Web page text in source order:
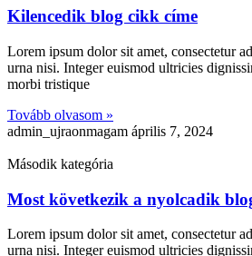
Kilencedik blog cikk címe
Lorem ipsum dolor sit amet, consectetur
urna nisi. Integer euismod ultricies
morbi tristique
Tovább olvasom »
admin_ujraonmagam április 7, 2024
Második kategória
Most következik a nyolcadik
Lorem ipsum dolor sit amet, consectetur
urna nisi. Integer euismod ultricies